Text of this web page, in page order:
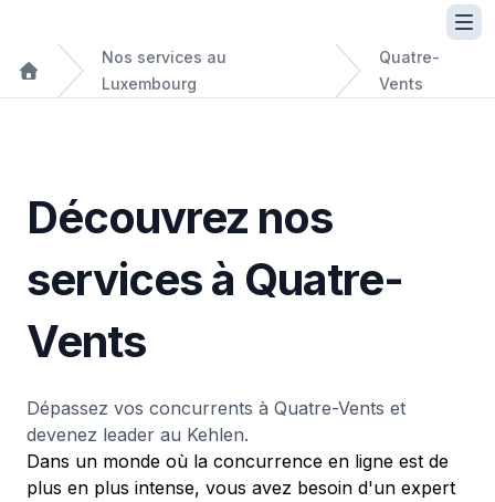
Nos services au
Luxembourg
Quatre-
Vents
Découvrez nos
services à Quatre-
Vents
Dépassez vos concurrents à Quatre-Vents et
devenez leader au Kehlen.
Dans un monde où la concurrence en ligne est de
plus en plus intense, vous avez besoin d'un expert